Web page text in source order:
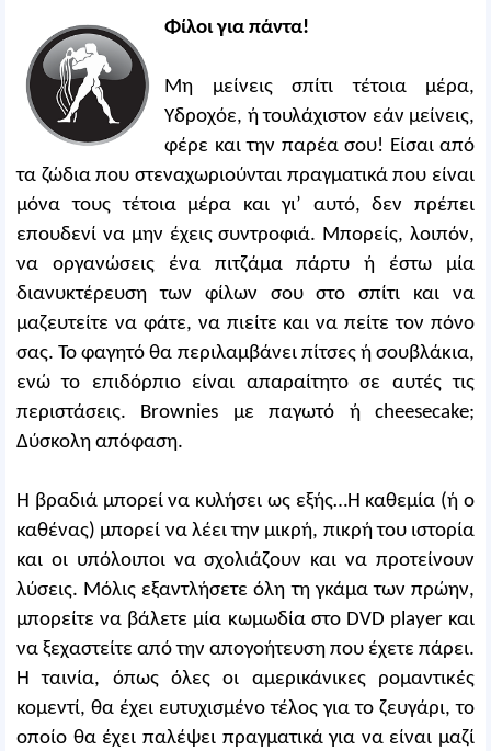
Φίλοι για πάντα!
Μη μείνεις σπίτι τέτοια μέρα,
Υδροχόε, ή τουλάχιστον εάν μείνεις,
φέρε και την παρέα σου! Είσαι από
τα ζώδια που στεναχωριούνται πραγματικά που είναι
μόνα τους τέτοια μέρα και γι’ αυτό, δεν πρέπει
επουδενί να μην έχεις συντροφιά. Μπορείς, λοιπόν,
να οργανώσεις ένα πιτζάμα πάρτυ ή έστω μία
διανυκτέρευση των φίλων σου στο σπίτι και να
μαζευτείτε να φάτε, να πιείτε και να πείτε τον πόνο
σας. Το φαγητό θα περιλαμβάνει πίτσες ή σουβλάκια,
ενώ το επιδόρπιο είναι απαραίτητο σε αυτές τις
περιστάσεις. Brownies με παγωτό ή cheesecake;
Δύσκολη απόφαση.
Η βραδιά μπορεί να κυλήσει ως εξής…Η καθεμία (ή ο
καθένας) μπορεί να λέει την μικρή, πικρή του ιστορία
και οι υπόλοιποι να σχολιάζουν και να προτείνουν
λύσεις. Μόλις εξαντλήσετε όλη τη γκάμα των πρώην,
μπορείτε να βάλετε μία κωμωδία στο DVD player και
να ξεχαστείτε από την απογοήτευση που έχετε πάρει.
Η ταινία, όπως όλες οι αμερικάνικες ρομαντικές
κομεντί, θα έχει ευτυχισμένο τέλος για το ζευγάρι, το
οποίο θα έχει παλέψει πραγματικά για να είναι μαζί